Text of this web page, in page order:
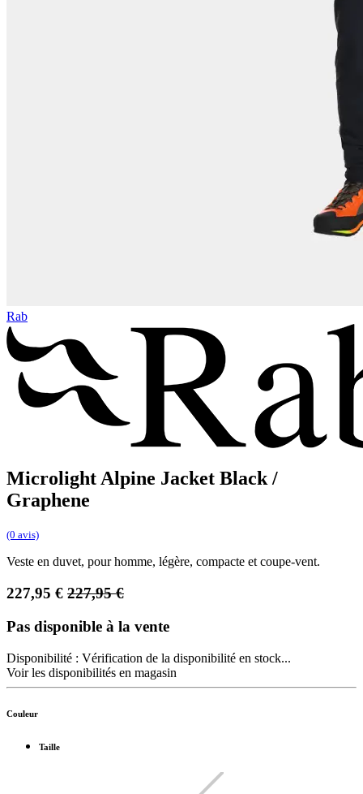
Rab
Microlight Alpine Jacket Black /
Graphene
(0 avis)
Veste en duvet, pour homme, légère, compacte et coupe-vent.
227,95 € 227,95€
Pas disponible à la vente
Disponibilité : Vérification de la disponibilité en stock...
Voir les disponibilités en magasin
Couleur
Taille